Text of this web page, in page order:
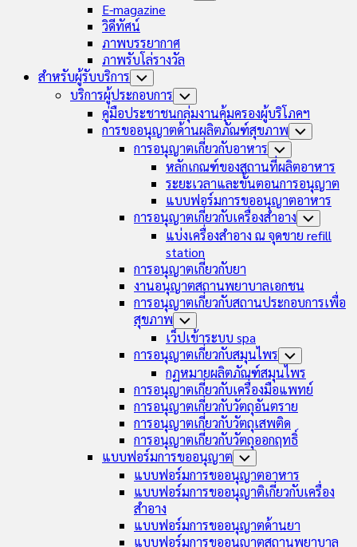
E-magazine
วิดีทัศน์
ภาพบรรยากาศ
ภาพรับโล่รางวัล
สำหรับผู้รับบริการ Toggle
Child
Menu
บริการผู้ประกอบการ Toggle
Child
Menu
คู่มือประชาชนกลุ่มงานคุ้มครองผู้บริโภคฯ
การขออนุญาตด้านผลิตภัณฑ์สุขภาพ Toggle
การอนุญาตเกี่ยวกับอาหาร Toggle
Child
Menu
หลักเกณฑ์ของสถานที่ผลิตอาหาร
ระยะเวลาและขั้นตอนการอนุญาต
แบบฟอร์มการขออนุญาตอาหาร
การอนุญาตเกี่ยวกับเครื่องสำอาง Toggle
Child
Menu
แบ่งเครื่องสำอาง ณ จุดขาย refill
station
การอนุญาตเกี่ยวกับยา
งานอนุญาตสถานพยาบาลเอกชน
การอนุญาตเกี่ยวกับสถานประกอบการเพื่อ
สุขภาพ Toggle
Child
Menu
เว็ปเข้าระบบ spa
การอนุญาตเกี่ยวกับสมุนไพร Toggle
Child
Menu
กฏหมายผลิตภัณฑ์สมุนไพร
การอนุญาตเกี่ยวกับเครื่องมือแพทย์
การอนุญาตเกี่ยวกับวัตถุอันตราย
การอนุญาตเกี่ยวกับวัตถุเสพติด
การอนุญาตเกี่ยวกับวัตถุออกฤทธิ์
แบบฟอร์มการขออนุญาต Toggle
Child
Menu
แบบฟอร์มการขออนุญาตอาหาร
แบบฟอร์มการขออนุญาติเกี่ยวกับเครื่อง
สำอาง
แบบฟอร์มการขออนุญาตด้านยา
แบบฟอร์มการขออนุญาตสถานพยาบาล